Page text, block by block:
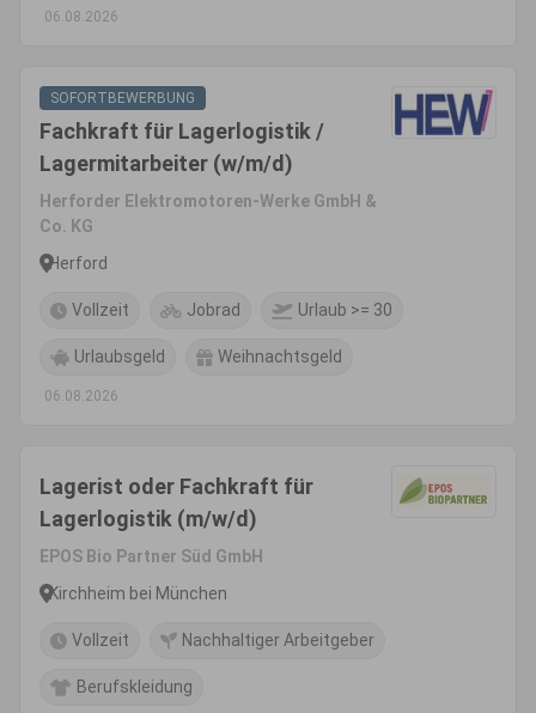
06.08.2026
SOFORTBEWERBUNG
Fachkraft für Lagerlogistik /
Lagermitarbeiter (w/m/d)
Herforder Elektromotoren-Werke GmbH &
Co. KG
Herford
Vollzeit Jobrad Urlaub >= 30
Urlaubsgeld Weihnachtsgeld
06.08.2026
Lagerist oder Fachkraft für
Lagerlogistik (m/w/d)
EPOS Bio Partner Süd GmbH
Kirchheim bei München
Vollzeit Nachhaltiger Arbeitgeber
Berufskleidung